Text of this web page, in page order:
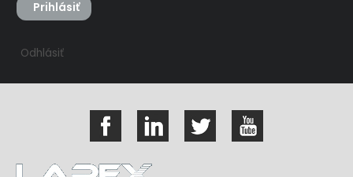
Prihlásiť
Odhlásiť